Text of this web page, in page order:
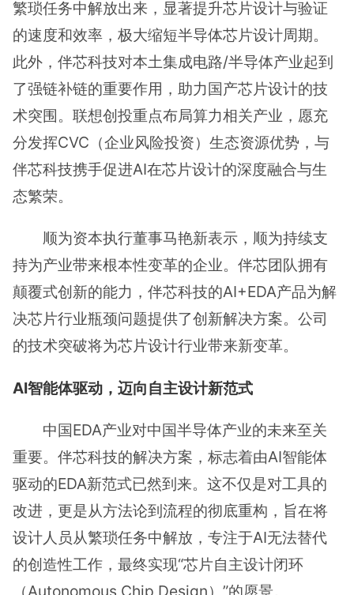
繁琐任务中解放出来，显著提升芯片设计与验证
的速度和效率，极大缩短半导体芯片设计周期。
此外，伴芯科技对本土集成电路/半导体产业起到
了强链补链的重要作用，助力国产芯片设计的技
术突围。联想创投重点布局算力相关产业，愿充
分发挥CVC（企业风险投资）生态资源优势，与
伴芯科技携手促进AI在芯片设计的深度融合与生
态繁荣。
顺为资本执行董事马艳新表示，顺为持续支
持为产业带来根本性变革的企业。伴芯团队拥有
颠覆式创新的能力，伴芯科技的AI+EDA产品为解
决芯片行业瓶颈问题提供了创新解决方案。公司
的技术突破将为芯片设计行业带来新变革。
AI智能体驱动，迈向自主设计新范式
中国EDA产业对中国半导体产业的未来至关
重要。伴芯科技的解决方案，标志着由AI智能体
驱动的EDA新范式已然到来。这不仅是对工具的
改进，更是从方法论到流程的彻底重构，旨在将
设计人员从繁琐任务中解放，专注于AI无法替代
的创造性工作，最终实现“芯片自主设计闭环
（Autonomous Chip Design）”的愿景。